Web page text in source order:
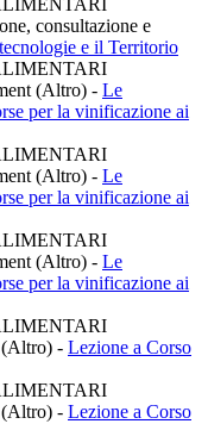
consultazione e
e il Territorio
(Altro) - Le
per la vinificazione ai
(Altro) - Le
per la vinificazione ai
(Altro) - Le
per la vinificazione ai
(Altro) - Lezione a Corso
(Altro) - Lezione a Corso